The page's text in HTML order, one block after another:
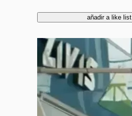
añadir a like list